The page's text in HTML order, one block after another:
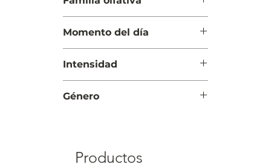
mandarina
Cuerpo: Frangipani (plumeria,
plumaria, atapaima), flor de tiaré
sándalo y extracto de cedro
blanco
Momento del día
Intensidad
Género
Productos